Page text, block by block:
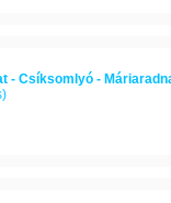
- Csíksomlyó -